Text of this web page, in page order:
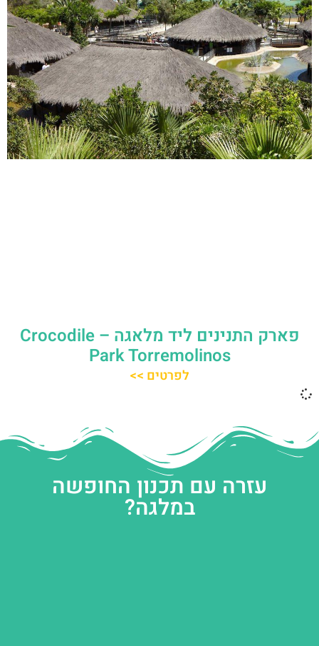
פארק התנינים ליד מלאגה – Crocodile
Park Torremolinos
לפרטים >>
עזרה עם תכנון החופשה
במלגה?